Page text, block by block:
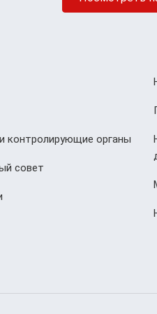
контролирующие органы
совет